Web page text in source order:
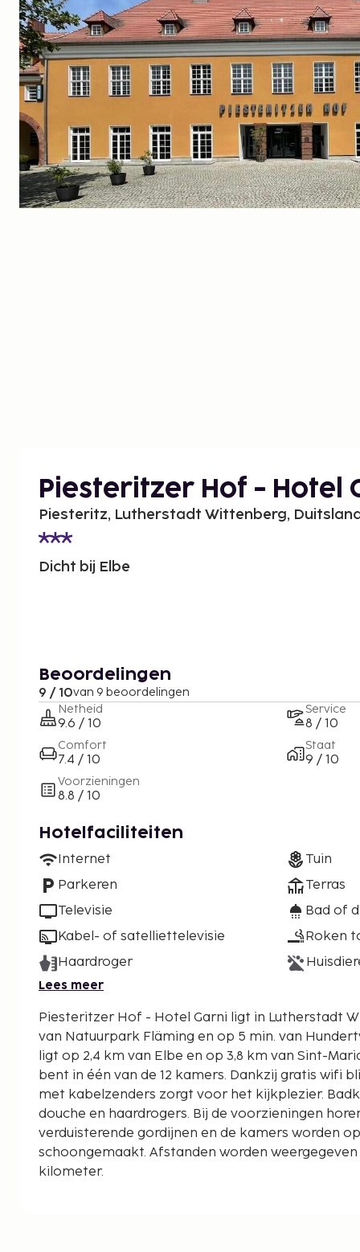
Piesteritzer Hof - Hotel
Piesteritz, Lutherstadt Wittenberg,
Dicht bij Elbe
Beoordelingen
9 / 10van 9 beoordelingen
Netheid
9.6 / 10
Comfort
7.4 / 10
Voorzieningen
8.8 / 10
Service
8 / 10
Staat
9 / 10
Hotelfaciliteiten
Internet
Parkeren
Televisie
Kabel- of satelliettelevisie
Haardroger
Tuin
Terras
Bad of
Roken
Lees meer
Piesteritzer Hof - Hotel Garni ligt in Lutherstadt
van Natuurpark Fläming en op 5 min. van
ligt op 2,4 km van Elbe en op 3,8 km van Sint-
bent in één van de 12 kamers. Dankzij gratis wifi
met kabelzenders zorgt voor het kijkplezier.
douche en haardrogers. Bij de voorzieningen
verduisterende gordijnen en de kamers worden
schoongemaakt. Afstanden worden
kilometer.